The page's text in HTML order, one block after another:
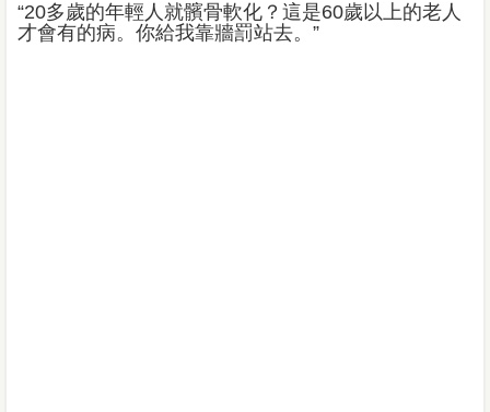
“20多歲的年輕人就髕骨軟化？這是60歲以上的老人
才會有的病。你給我靠牆罰站去。”